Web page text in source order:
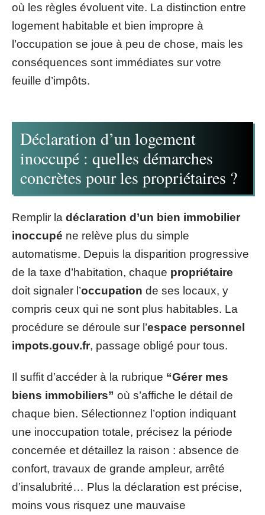
où les règles évoluent vite. La distinction entre
logement habitable et bien impropre à
l’occupation se joue à peu de chose, mais les
conséquences sont immédiates sur votre
feuille d’impôts.
Déclaration d’un logement
inoccupé : quelles démarches
concrètes pour les propriétaires ?
Remplir la déclaration d’un bien immobilier
inoccupé ne relève plus du simple
automatisme. Depuis la disparition progressive
de la taxe d’habitation, chaque propriétaire
doit signaler l’occupation de ses locaux, y
compris ceux qui ne sont plus habitables. La
procédure se déroule sur l’espace personnel
impots.gouv.fr, passage obligé pour tous.
Il suffit d’accéder à la rubrique “Gérer mes
biens immobiliers” où s’affiche le détail de
chaque bien. Sélectionnez l’option indiquant
une inoccupation totale, précisez la période
concernée et détaillez la raison : absence de
confort, travaux de grande ampleur, arrêté
d’insalubrité… Plus la déclaration est précise,
moins vous risquez une mauvaise